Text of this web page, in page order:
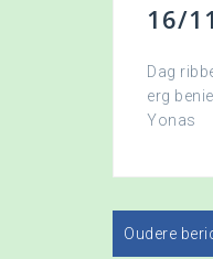
16/11
Dag
erg
Yonas
Oudere